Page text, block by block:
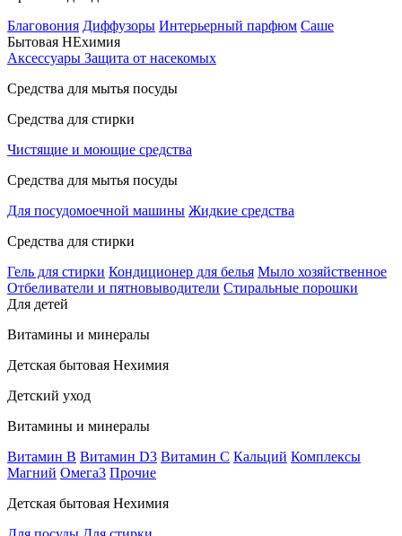
Благовония Диффузоры Интерьерный парфюм Саше
Бытовая НЕхимия
Аксессуары Защита от насекомых
Средства для мытья посуды
Средства для стирки
Чистящие и моющие средства
Средства для мытья посуды
Для посудомоечной машины Жидкие средства
Средства для стирки
Гель для стирки Кондиционер для белья Мыло хозяйственное
Отбеливатели и пятновыводители Стиральные порошки
Для детей
Витамины и минералы
Детская бытовая Нехимия
Детский уход
Витамины и минералы
Витамин В Витамин D3 Витамин С Кальций Комплексы
Магний Омега3 Прочие
Детская бытовая Нехимия